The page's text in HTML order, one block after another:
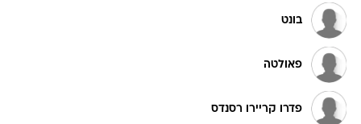
בונט
פאולטה
פדרו קריירו רסנדס